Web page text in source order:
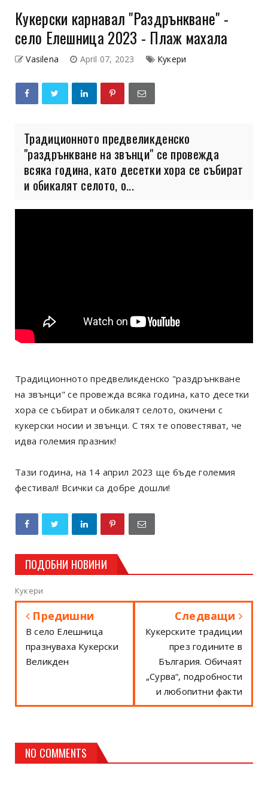
Кукерски карнавал "Раздрънкване" -
село Елешница 2023 - Плаж махала
Vasilena April 07, 2023 Кукери
Традиционното предвеликденско
"раздрънкване на звънци" се провежда
всяка година, като десетки хора се събират
и обикалят селото, о...
Традиционното предвеликденско "раздрънкване
на звънци" се провежда всяка година, като десетки
хора се събират и обикалят селото, окичени с
кукерски носии и звънци. С тях те оповестяват, че
идва големия празник!
Тази година, на 14 април 2023 ще бъде големия
фестивал! Всички са добре дошли!
ПОДОБНИ НОВИНИ
Кукери
Предишни
В село Елешница
празнуваха Кукерски
Великден
Следващи
Кукерските традиции
през годините в
България. Обичаят
„Сурва“, подробности
и любопитни факти
NO COMMENTS